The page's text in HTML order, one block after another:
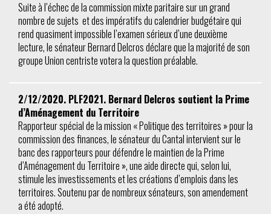
Suite à l’échec de la commission mixte paritaire sur un grand
nombre de sujets et des impératifs du calendrier budgétaire qui
rend quasiment impossible l’examen sérieux d’une deuxième
lecture, le sénateur Bernard Delcros déclare que la majorité de son
groupe Union centriste votera la question préalable.
2/12/2020. PLF2021. Bernard Delcros soutient la Prime
d’Aménagement du Territoire
Rapporteur spécial de la mission « Politique des territoires » pour la
commission des finances, le sénateur du Cantal intervient sur le
banc des rapporteurs pour défendre le maintien de la Prime
d’Aménagement du Territoire », une aide directe qui, selon lui,
stimule les investissements et les créations d’emplois dans les
territoires. Soutenu par de nombreux sénateurs, son amendement
a été adopté.